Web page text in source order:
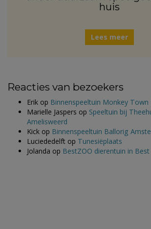
huis
Lees meer
Reacties van bezoekers
Erik op Binnenspeeltuin Monkey Town
Marielle Jaspers op Speeltuin bij
Amelisweerd
Kick op Binnenspeeltuin Ballorig
Luciededelft op Tunesiëplaats
Jolanda op BestZOO dierentuin in Best